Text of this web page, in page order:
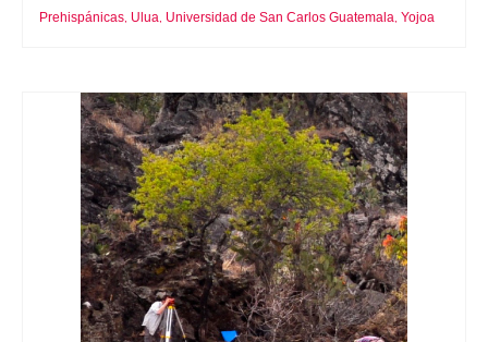
Prehispánicas, Ulua, Universidad de San Carlos Guatemala, Yojoa